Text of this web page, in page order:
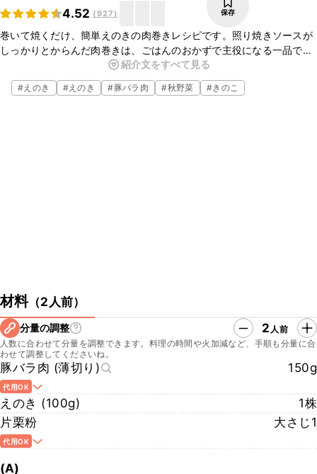
4.52 (927) 保存
巻いて焼くだけ、簡単えのきの肉巻きレシピです。照り焼きソースが
しっかりとからんだ肉巻きは、ごはんのおかずで主役になる一品で
す。豚肉に包まれたえのきのシャキシャキ食感がやみつきになるおい
しさなので、ぜひお試しくださいね。
紹介文をすべて見る
#えのき #えのき #豚バラ肉 #秋野菜 #きのこ
材料（2人前）
分量の調整 2 人前
人数に合わせて分量を調整できます。料理の時間や火加減など、手順も分量に合
わせて調整してくださいね。
豚バラ肉 (薄切り) 150g
代用OK
えのき (100g)
1株
片栗粉
大さじ1
代用OK
(A)